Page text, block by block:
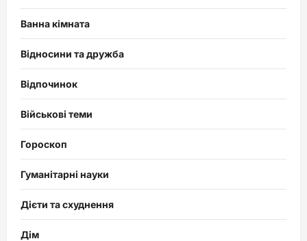
Ванна кімната
Відносини та дружба
Відпочинок
Військові теми
Гороскоп
Гуманітарні науки
Дієти та схуднення
Дім